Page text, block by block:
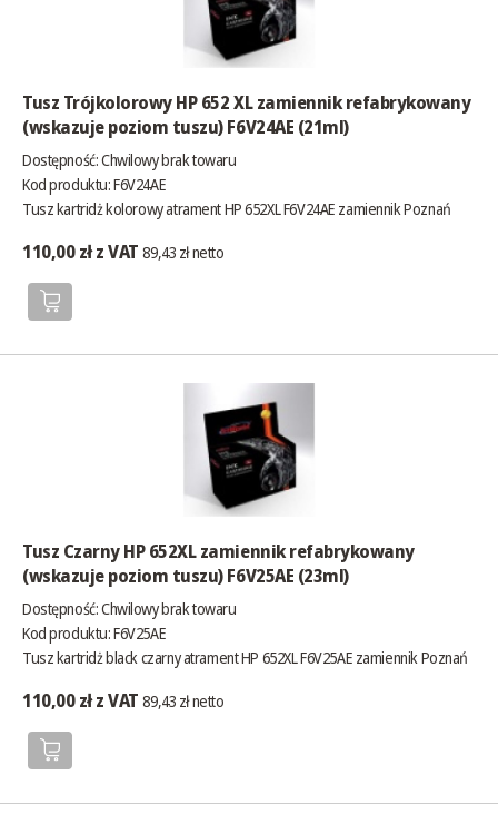
Tusz Trójkolorowy HP 652 XL zamiennik refabrykowany
(wskazuje poziom tuszu) F6V24AE (21ml)
Dostępność:Chwilowy brak towaru
Kod produktu: F6V24AE
Tusz kartridż kolorowy atrament HP 652XL F6V24AE zamiennik Poznań
110,00 zł z VAT 89,43 zł netto
Tusz Czarny HP 652XL zamiennik refabrykowany
(wskazuje poziom tuszu) F6V25AE (23ml)
Dostępność:Chwilowy brak towaru
Kod produktu: F6V25AE
Tusz kartridż black czarny atrament HP 652XL F6V25AE zamiennik Poznań
110,00 zł z VAT 89,43 zł netto